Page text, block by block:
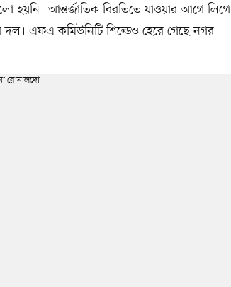
হয়নি। আন্তর্জাতিক বিরতিতে যাওয়ার আগে লিগে
দল। এফএ কমিউনিটি শিল্ডেও হেরে গেছে নগর